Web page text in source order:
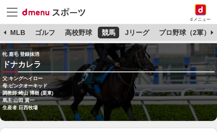
dメニュー
MLB ゴルフ 高校野球 競馬 Jリーグ プロ野球（2軍）
牝 鹿毛 登録抹消
ドナカレラ
父:キングヘイロー
母:ピンクオーキッド
調教師:崎山 博樹 (栗東)
馬主:山田 貢一
生産者:日西牧場